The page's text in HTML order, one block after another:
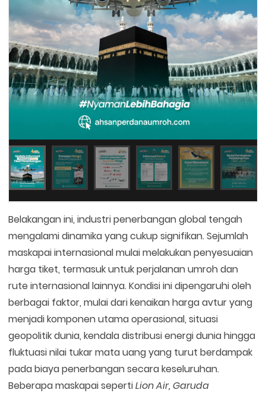
Belakangan ini, industri penerbangan global tengah
mengalami dinamika yang cukup signifikan. Sejumlah
maskapai internasional mulai melakukan penyesuaian
harga tiket, termasuk untuk perjalanan umroh dan
rute internasional lainnya. Kondisi ini dipengaruhi oleh
berbagai faktor, mulai dari kenaikan harga avtur yang
menjadi komponen utama operasional, situasi
geopolitik dunia, kendala distribusi energi dunia hingga
fluktuasi nilai tukar mata uang yang turut berdampak
pada biaya penerbangan secara keseluruhan.
Beberapa maskapai sepertiLion Air, Garuda